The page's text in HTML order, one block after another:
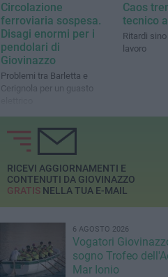
Circolazione
ferroviaria sospesa.
Disagi enormi per i
pendolari di
Giovinazzo
Problemi tra Barletta e
Cerignola per un guasto
Caos
tecnico
Ritardi sino
lavoro
RICEVI AGGIORNAMENTI E
CONTENUTI DA GIOVINAZZO
GRATISNELLA TUA E-MAIL
6 AGOSTO 2026
Vogatori
sogno Trofeo
Mar Ionio